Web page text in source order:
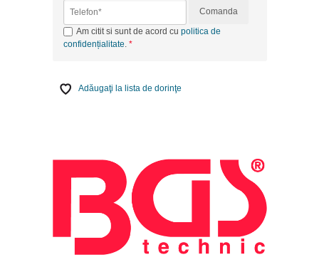
Comanda
Am citit si sunt de acord cu politica de
confidențialitate
Adăugaţi la lista de dorinţe